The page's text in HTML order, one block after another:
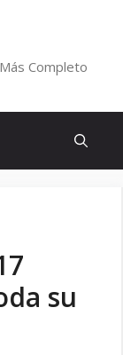
Completo
su